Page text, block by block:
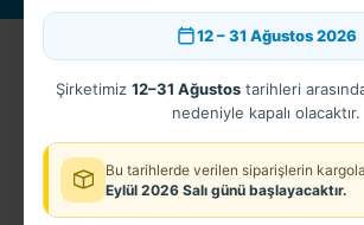
12 – 31 Ağustos 2026
Şirketimiz 12–31 Ağustos tarihleri
nedeniyle kapalı olacaktır.
Bu tarihlerde verilen siparişlerin
Eylül 2026 Salı günü başlayacaktır.
Hesabım
Sipariş Geçmişi
Ortaklar